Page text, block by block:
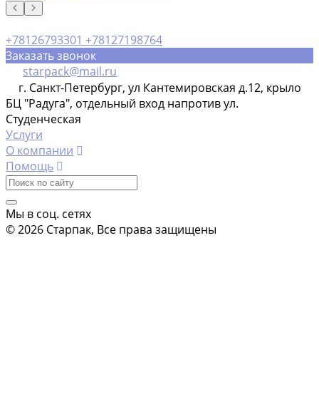
+78126793301 +78127198764
Заказать звонок
starpack@mail.ru
г. Санкт-Петербург, ул Кантемировская д.12, крыло
БЦ "Радуга", отдельный вход напротив ул.
Студенческая
Услуги
О компании
Помощь
Мы в соц. сетях
© 2026 Старпак, Все права защищены